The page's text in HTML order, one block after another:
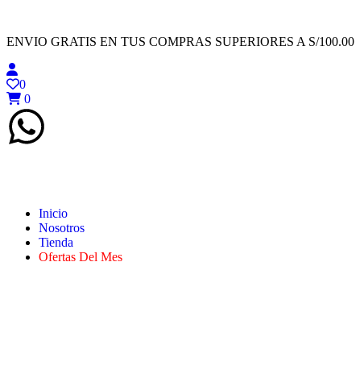
ENVIO GRATIS EN TUS COMPRAS SUPERIORES A S/100.00
0
0
Inicio
Nosotros
Tienda
Ofertas Del Mes